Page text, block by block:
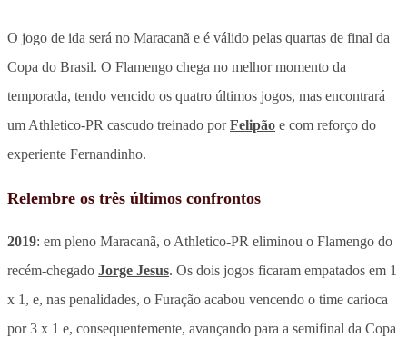
O jogo de ida será no Maracanã e é válido pelas quartas de final da
Copa do Brasil. O Flamengo chega no melhor momento da
temporada, tendo vencido os quatro últimos jogos, mas encontrará
um Athletico-PR cascudo treinado porFelipão e com reforço do
experiente Fernandinho.
Relembre os três últimos confrontos
2019: em pleno Maracanã, o Athletico-PR eliminou o Flamengo do
recém-chegado Jorge Jesus. Os dois jogos ficaram empatados em 1
x 1, e, nas penalidades, o Furação acabou vencendo o time carioca
por 3 x 1 e, consequentemente, avançando para a semifinal da Copa